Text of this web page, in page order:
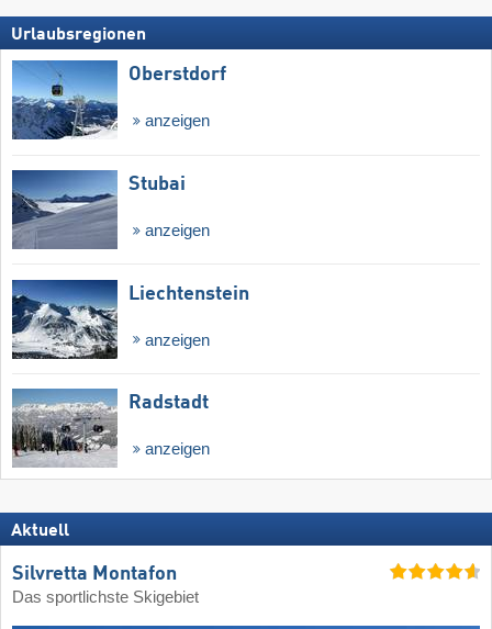
Urlaubsregionen
Oberstdorf
anzeigen
Stubai
anzeigen
Liechtenstein
anzeigen
Radstadt
anzeigen
Aktuell
Silvretta Montafon
Das sportlichste Skigebiet